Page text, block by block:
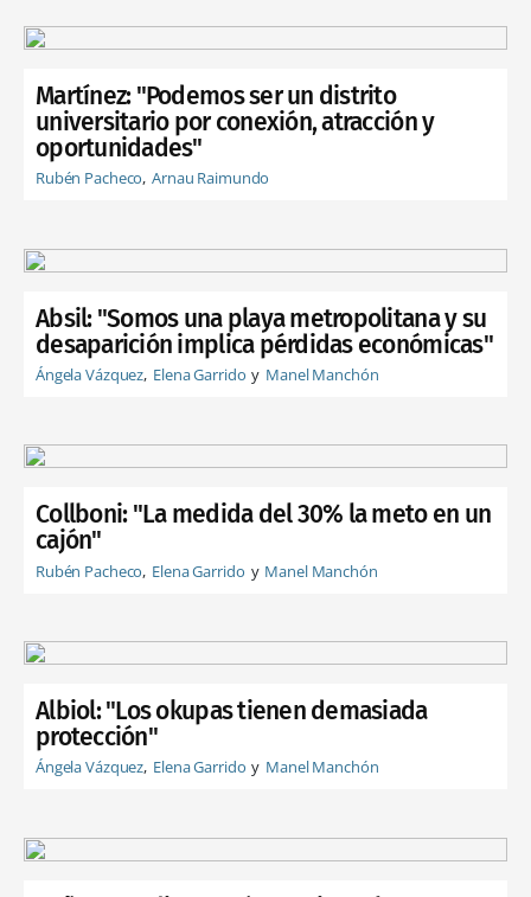
Martínez: "Podemos ser un distrito
universitario por conexión, atracción y
oportunidades"
Rubén Pacheco Arnau Raimundo
Absil: "Somos una playa metropolitana y su
desaparición implica pérdidas económicas"
Ángela Vázquez Elena Garrido Manel Manchón
Collboni: "La medida del 30% la meto en un
cajón"
Rubén Pacheco Elena Garrido Manel Manchón
Albiol: "Los okupas tienen demasiada
protección"
Ángela Vázquez Elena Garrido Manel Manchón